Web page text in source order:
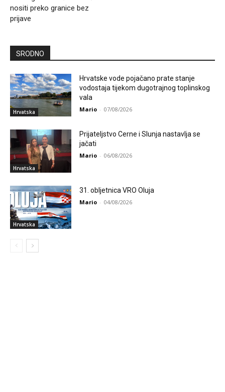
nositi preko granice bez
prijave
SRODNO
Hrvatska
Hrvatske vode pojačano prate stanje
vodostaja tijekom dugotrajnog toplinskog
vala
Mario - 07/08/2026
Hrvatska
Prijateljstvo Cerne i Slunja nastavlja se
jačati
Mario - 06/08/2026
Hrvatska
31. obljetnica VRO Oluja
Mario - 04/08/2026